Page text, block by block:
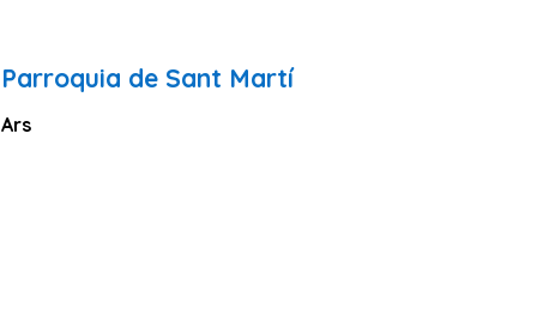
Parroquia de Sant Martí
Ars